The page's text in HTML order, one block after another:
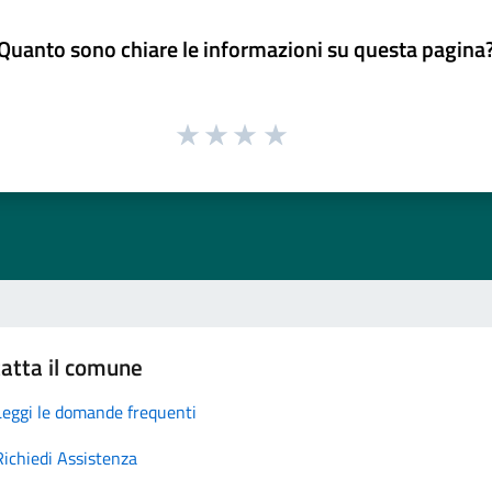
sono chiare le informazioni su questa
il comune
le domande frequenti
Assistenza